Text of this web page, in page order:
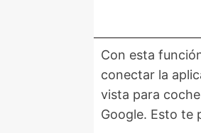
Con esta
conectar la
vista para
Google. Esto te